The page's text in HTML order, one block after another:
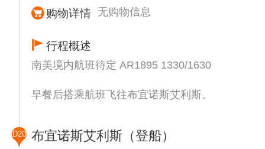
购物详情 无购物信息
行程概述
南美境内航班待定 AR1895 1330/1630
早餐后搭乘航班飞往布宜诺斯艾利斯。
D20 布宜诺斯艾利斯（登船）